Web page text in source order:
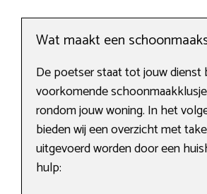
Wat maakt een
De poetser staat tot jouw dienst
voorkomende
rondom jouw woning. In het
bieden wij een overzicht met
uitgevoerd worden door een
hulp: